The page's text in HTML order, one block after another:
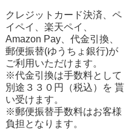
クレジットカード決済、ペ
イペイ、楽天ペイ、
Amazon Pay、代金引換、
郵便振替(ゆうちょ銀行)が
ご利用いただけます。
※代金引換は手数料として
別途３３０円（税込）を 貰
い受けます。
※郵便振替手数料はお客様
負担となります。